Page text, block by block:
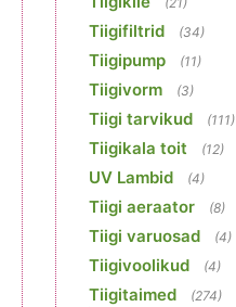
Tiigifiltrid (34)
Tiigipump (11)
Tiigivorm (3)
Tiigi tarvikud (111)
Tiigikala toit (12)
UV Lambid (4)
Tiigi aeraator (8)
Tiigi varuosad (4)
Tiigivoolikud (4)
Tiigitaimed (274)